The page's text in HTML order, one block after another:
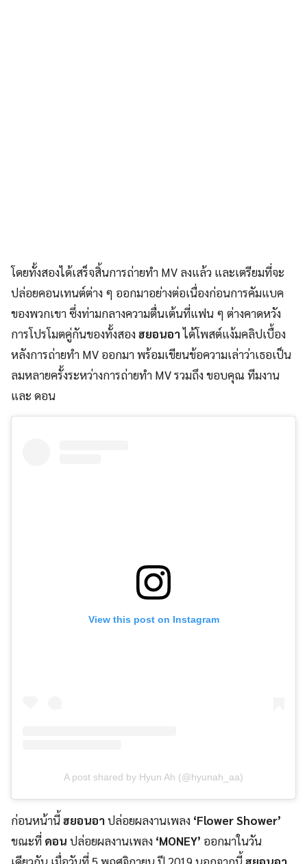
โดยทั้งสองได้เสร็จสิ้นการถ่ายทำ MV ลงแล้ว และเตรียมที่จะ
ปล่อยคอนเทนต์ต่าง ๆ ออกมาอย่างต่อเนื่องก่อนการคัมแบค
ของพวกเขา ซึ่งท่ามกลางความตื่นเต้นที่แฟน ๆ ต่างคาดหวัง
การโปรโมตคู่กันของทั้งสองฮยอนอาได้โพสต์แง้มคลิปเบื้อง
หลังการถ่ายทำ MV ออกมา พร้อมเขียนข้อความเล่าว่าเธอเป็น
ลมหลายครั้งระหว่างการถ่ายทำ MV รวมถึง ขอบคุณ ทีมงาน
และ ดอน
View this post on Instagram
A post shared by Hyun Ah (@hyunah_aa)
ก่อนหน้านี้ฮยอนอาปล่อยผลงานเพลง ‘Flower Shower’
ขณะที่ ดอน ปล่อยผลงานเพลง ‘MONEY’ ออกมาในวัน